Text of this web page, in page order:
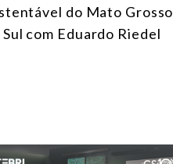
E ECONOMIA GLOBAL
do Mato Grosso
Sul com Eduardo Riedel